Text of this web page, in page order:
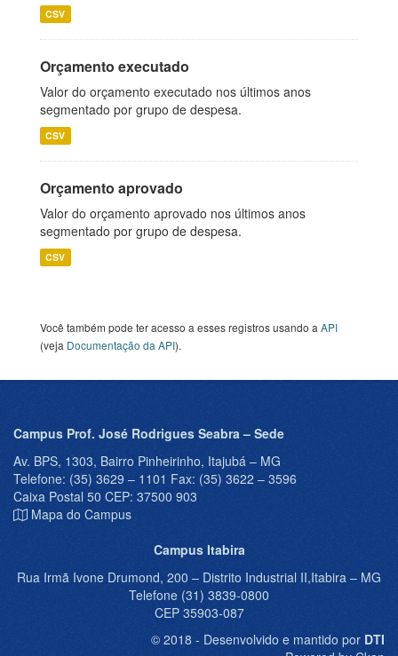
CSV
Orçamento executado
Valor do orçamento executado nos últimos anos
segmentado por grupo de despesa.
CSV
Orçamento aprovado
Valor do orçamento aprovado nos últimos anos
segmentado por grupo de despesa.
CSV
Você também pode ter acesso a esses registros usando a API
(veja Documentação da API).
Campus Prof. José Rodrigues Seabra – Sede
Av. BPS, 1303, Bairro Pinheirinho, Itajubá – MG
Telefone: (35) 3629 – 1101 Fax: (35) 3622 – 3596
Caixa Postal 50 CEP: 37500 903
Mapa do Campus
Campus Itabira
Rua Irmã Ivone Drumond, 200 – Distrito Industrial II,Itabira – MG
Telefone (31) 3839-0800
CEP 35903-087
© 2018 - Desenvolvido e mantido por DTI